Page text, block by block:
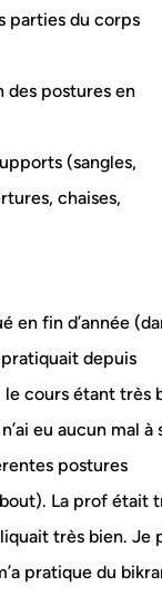
parties du corps
des postures en
(sangles,
chaises,
en fin d’année
depuis
cours étant très
eu aucun mal à
postures
La prof était
très bien. Je
pratique du